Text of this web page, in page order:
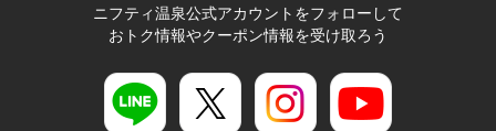
ニフティ温泉公式アカウントをフォローして
おトク情報やクーポン情報を受け取ろう